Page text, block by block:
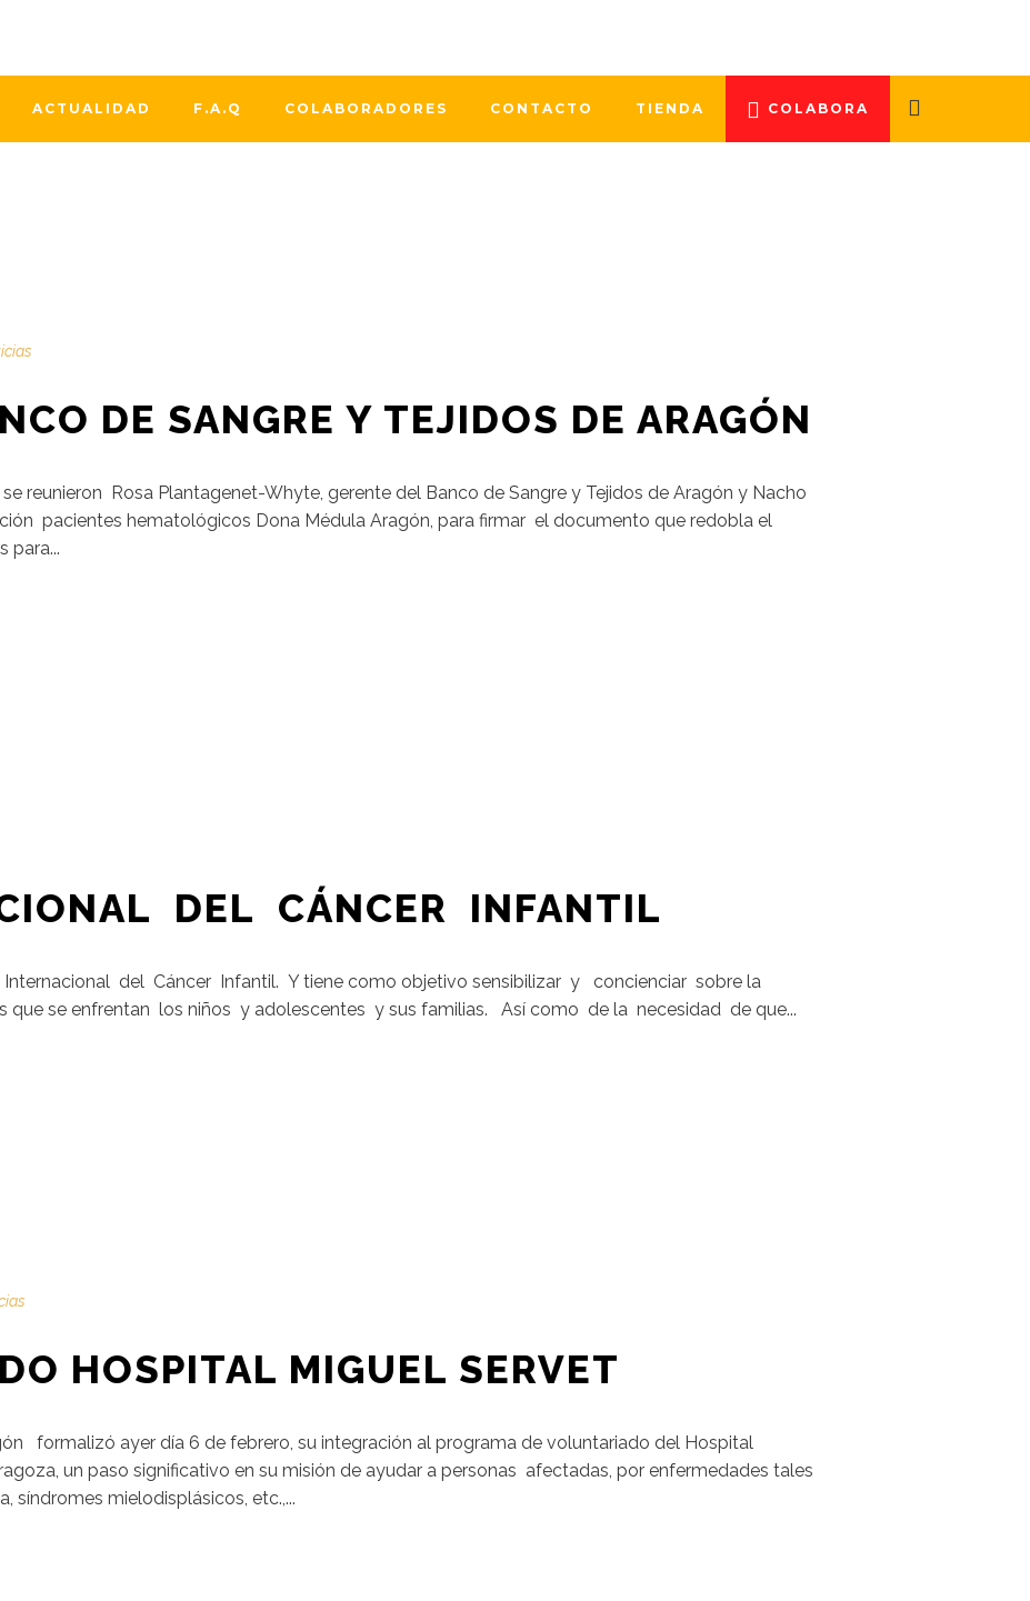
ACTUALIDAD F.A.Q COLABORADORES CONTACTO TIENDA COLABORA
DE SANGRE Y TEJIDOS DE ARAGÓN
reunieron Rosa Plantagenet-Whyte, gerente del Banco de Sangre y Tejidos de Aragón y Nacho
pacientes hematológicos Dona Médula Aragón, para firmar el documento que redobla el
para...
DEL CÁNCER INFANTIL
Internacional del Cáncer Infantil. Y tiene como objetivo sensibilizar y concienciar sobre la
que se enfrentan los niños y adolescentes y sus familias. Así como de la necesidad de que...
HOSPITAL MIGUEL SERVET
formalizó ayer día 6 de febrero, su integración al programa de voluntariado del Hospital
un paso significativo en su misión de ayudar a personas afectadas, por enfermedades tales
síndromes mielodisplásicos, etc.,...